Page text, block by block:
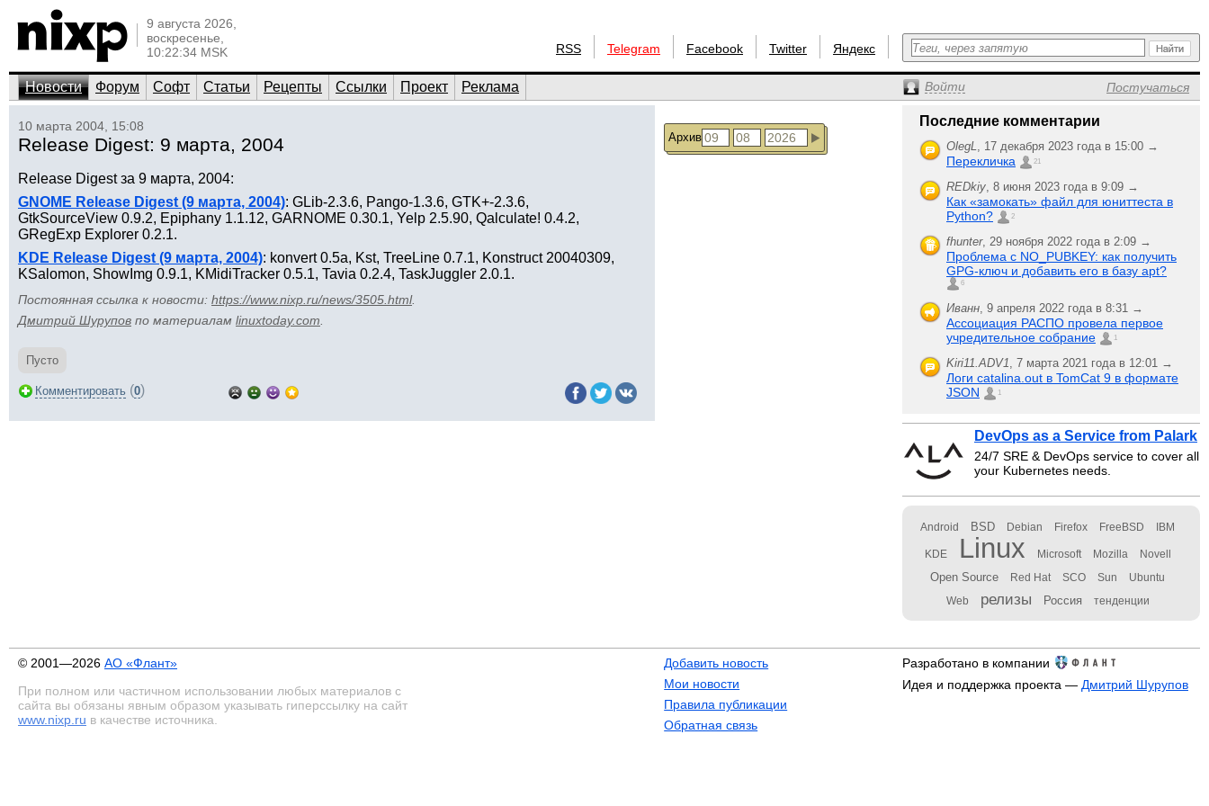
9 августа 2026,
воскресенье,
10:22:34 MSK
RSS Telegram Facebook Twitter Яндекс
Новости Форум Софт Статьи Рецепты Ссылки Проект Реклама Войти Постучаться
10 марта 2004, 15:08
Release Digest: 9 марта, 2004
Release Digest за 9 марта, 2004:
GNOME Release Digest (9 марта, 2004): GLib-2.3.6, Pango-1.3.6, GTK+-2.3.6,
GtkSourceView 0.9.2, Epiphany 1.1.12, GARNOME 0.30.1, Yelp 2.5.90, Qalculate! 0.4.2,
GRegExp Explorer 0.2.1.
KDE Release Digest (9 марта, 2004): konvert 0.5a, Kst, TreeLine 0.7.1, Konstruct 20040309,
KSalomon, ShowImg 0.9.1, KMidiTracker 0.5.1, Tavia 0.2.4, TaskJuggler 2.0.1.
Постоянная ссылка к новости: https://www.nixp.ru/news/3505.html.
Дмитрий Шурупов по материалам linuxtoday.com
Пусто
Комментировать (0)
Архив
Последние комментарии
OlegL, 17 декабря 2023 года в 15:00 →
Перекличка 21
REDkiy, 8 июня 2023 года в 9:09 →
Как «замокать» файл для юниттеста в
Python?
2
fhunter, 29 ноября 2022 года в 2:09 →
Проблема с NO_PUBKEY: как получить
GPG-ключ и добавить его в базу apt?
6
Иванн, 9 апреля 2022 года в 8:31 →
Ассоциация РАСПО провела первое
учредительное собрание
1
Kiri11.ADV1, 7 марта 2021 года в 12:01 →
Логи catalina.out в TomCat 9 в формате
JSON
1
DevOps as a Service from Palark
24/7 SRE & DevOps service to cover all
your Kubernetes needs.
Android BSD Debian Firefox FreeBSD IBM
KDE Linux Microsoft Mozilla Novell
Open Source Red Hat SCO Sun Ubuntu
Web релизы Россия тенденции
© 2001—2026 АО «Флант»
При полном или частичном использовании любых материалов с
сайта вы обязаны явным образом указывать гиперссылку на сайт
www.nixp.ru в качестве источника.
Добавить новость
Мои новости
Правила публикации
Обратная связь
Разработано в компании
Идея и поддержка проекта — Дмитрий Шурупов